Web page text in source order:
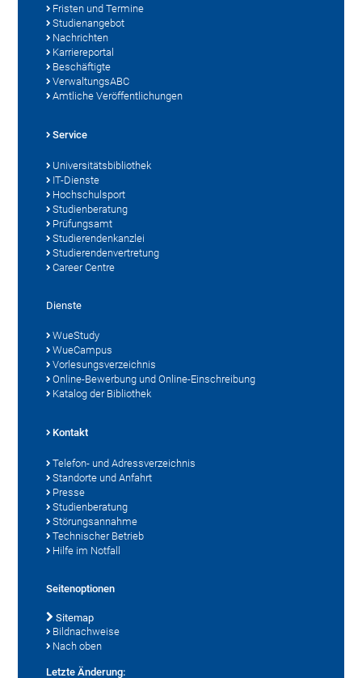
Fristen und Termine
Studienangebot
Nachrichten
Karriereportal
Beschäftigte
VerwaltungsABC
Amtliche Veröffentlichungen
Service
Universitätsbibliothek
IT-Dienste
Hochschulsport
Studienberatung
Prüfungsamt
Studierendenkanzlei
Studierendenvertretung
Career Centre
Dienste
WueStudy
WueCampus
Vorlesungsverzeichnis
Online-Bewerbung und Online-Einschreibung
Katalog der Bibliothek
Kontakt
Telefon- und Adressverzeichnis
Standorte und Anfahrt
Presse
Studienberatung
Störungsannahme
Technischer Betrieb
Hilfe im Notfall
Seitenoptionen
Sitemap
Bildnachweise
Nach oben
Letzte Änderung: